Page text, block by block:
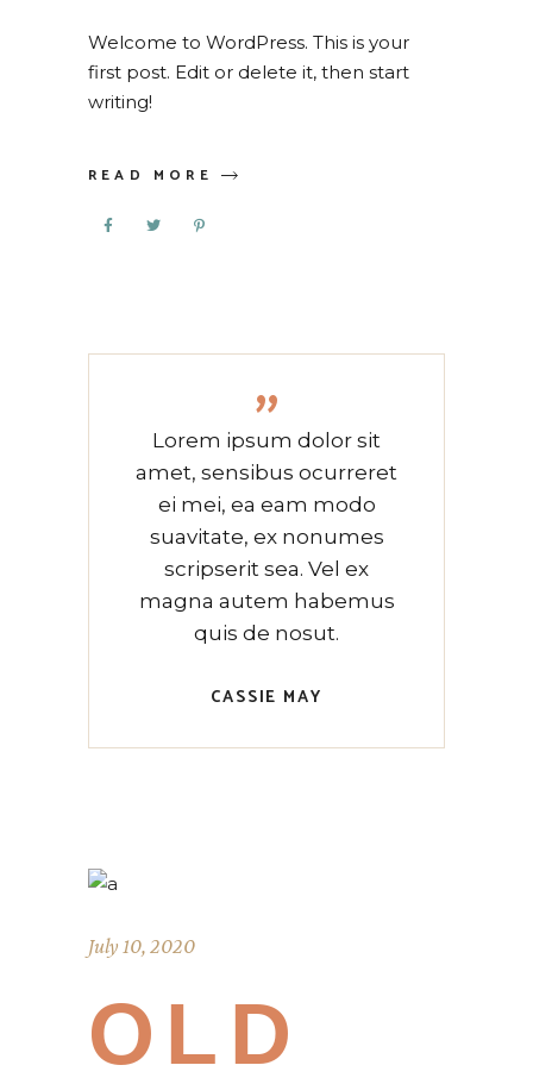
Welcome to WordPress. This is your
first post. Edit or delete it, then start
writing!
READ MORE
”
Lorem ipsum dolor sit
amet, sensibus ocurreret
ei mei, ea eam modo
suavitate, ex nonumes
scripserit sea. Vel ex
magna autem habemus
quis de nosut.
CASSIE MAY
July 10, 2020
OLD